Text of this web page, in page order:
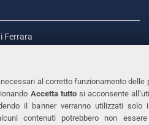
al corretto funzionamento delle
Accetta tuttosi acconsente
il banner verranno utilizzati solo
contenuti potrebbero non
Ferrara